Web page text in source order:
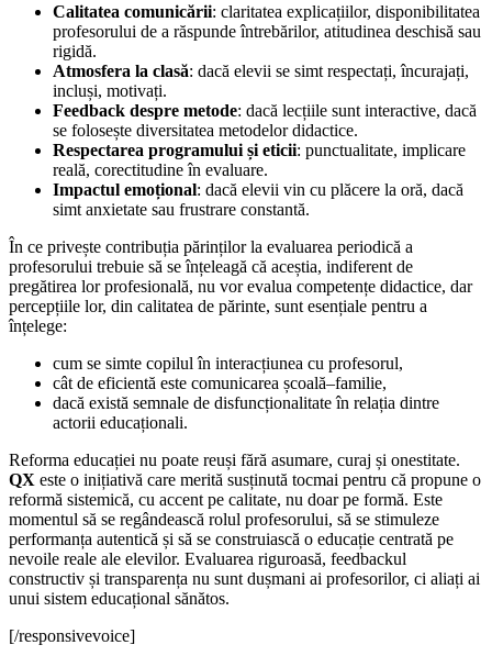
Calitatea comunicării: claritatea explicațiilor, disponibilitatea
profesorului de a răspunde întrebărilor, atitudinea deschisă sau
rigidă.
Atmosfera la clasă: dacă elevii se simt respectați, încurajați,
incluși, motivați.
Feedback despre metode: dacă lecțiile sunt interactive, dacă
se folosește diversitatea metodelor didactice.
Respectarea programului și eticii: punctualitate, implicare
reală, corectitudine în evaluare.
Impactul emoțional: dacă elevii vin cu plăcere la oră, dacă
simt anxietate sau frustrare constantă.
În ce privește contribuția părinților la evaluarea periodică a
profesorului trebuie să se înțeleagă că aceștia, indiferent de
pregătirea lor profesională, nu vor evalua competențe didactice, dar
percepțiile lor, din calitatea de părinte, sunt esențiale pentru a
înțelege:
cum se simte copilul în interacțiunea cu profesorul,
cât de eficientă este comunicarea școală–familie,
dacă există semnale de disfuncționalitate în relația dintre
actorii educaționali.
Reforma educației nu poate reuși fără asumare, curaj și onestitate.
QX este o inițiativă care merită susținută tocmai pentru că propune o
reformă sistemică, cu accent pe calitate, nu doar pe formă. Este
momentul să se regândească rolul profesorului, să se stimuleze
performanța autentică și să se construiască o educație centrată pe
nevoile reale ale elevilor. Evaluarea riguroasă, feedbackul
constructiv și transparența nu sunt dușmani ai profesorilor, ci aliați ai
unui sistem educațional sănătos.
[/responsivevoice]